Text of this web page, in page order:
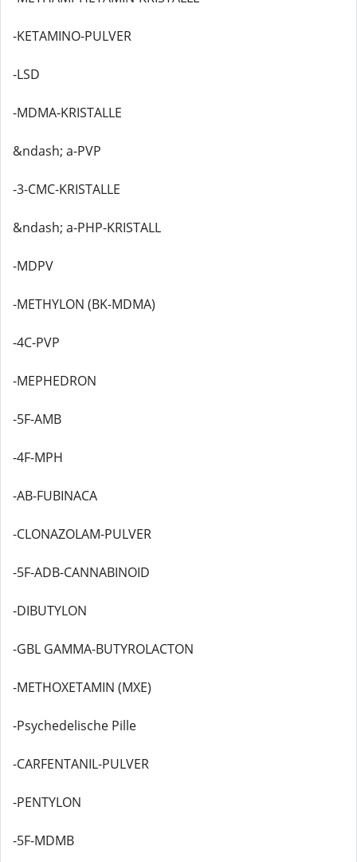
-KETAMINO-PULVER
-LSD
-MDMA-KRISTALLE
&ndash; a-PVP
-3-CMC-KRISTALLE
&ndash; a-PHP-KRISTALL
-MDPV
-METHYLON (BK-MDMA)
-4C-PVP
-MEPHEDRON
-5F-AMB
-4F-MPH
-AB-FUBINACA
-CLONAZOLAM-PULVER
-5F-ADB-CANNABINOID
-DIBUTYLON
-GBL GAMMA-BUTYROLACTON
-METHOXETAMIN (MXE)
-Psychedelische Pille
-CARFENTANIL-PULVER
-PENTYLON
-5F-MDMB